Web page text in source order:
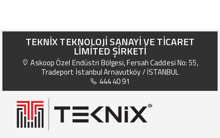
TEKNİX TEKNOLOJİ SANAYİ VE TİCARET
LİMİTED ŞİRKETİ
Askoop Özel Endüstri Bölgesi, Fersah Caddesi No: 55,
Tradeport İstanbul Arnavutköy / İSTANBUL
444 40 91